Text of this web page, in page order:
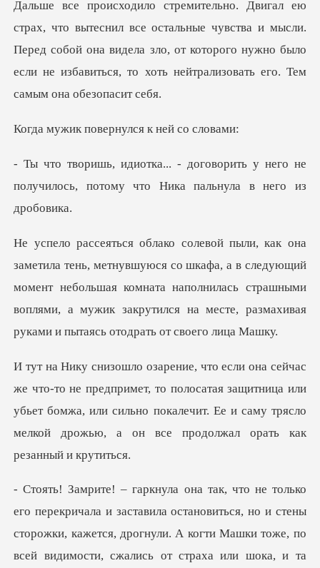
льные чувства и мысли.
Перед собой она видела зло, от которого нужно было
е
овернулся к н
орить у него не
получилось, потому ч
кафа, а в следующий
момент небольшая комната наполнилась страшными
воплями, а муж
ет, то полосатая защитница или
убьет бомжа, или сильно покалечит. Ее и сам
ила остановиться, но и стены
сторожки, кажется, дрогнули. А когти Машки тоже,